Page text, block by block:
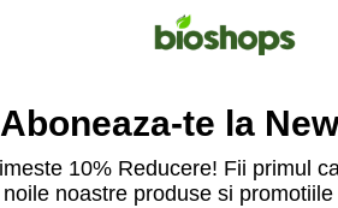
Aboneaza-te la
10% Reducere! Fii primul
noile noastre produse si